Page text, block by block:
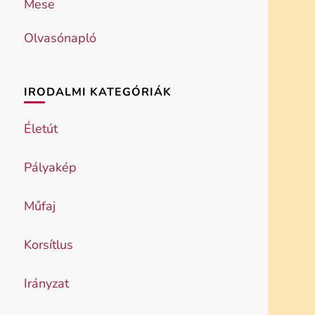
Mese
Olvasónapló
IRODALMI KATEGÓRIÁK
Életút
Pályakép
Műfaj
Korsítlus
Irányzat